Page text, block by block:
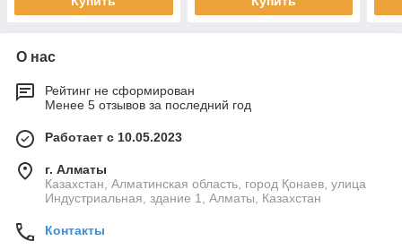
О нас
Рейтинг не сформирован
Менее 5 отзывов за последний год
Работает с 10.05.2023
г. Алматы
Казахстан, Алматинская область, город Қонаев, улица
Индустриальная, здание 1, Алматы, Казахстан
Контакты